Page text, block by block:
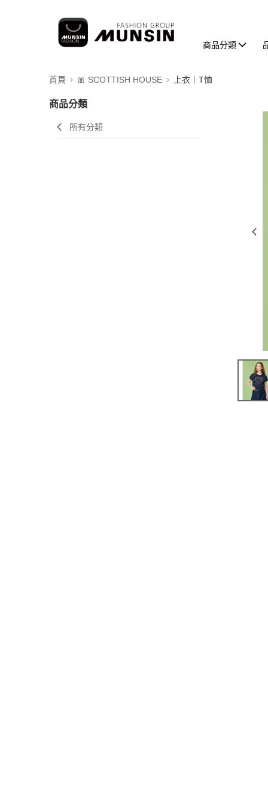
商品分類
首頁 🎀 SCOTTISH HOUSE 上衣｜T恤
商品分類
所有分類